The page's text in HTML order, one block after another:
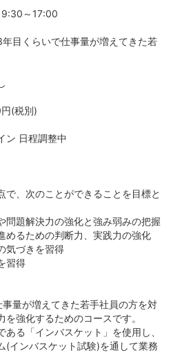
～17:00
目くらいで仕事量が増えてきた若
(税別)
ン 日程調整中
で、次のことができることを目標と
問題解決力の強化と強み弱みの把握
めるための判断力、実践力の強化
気づきを習得
習得
量が増えてきた若手社員の方を対
強化するためのコースです。
る「インバスケット」を使用し、
(インバスケット試験)を通して業務